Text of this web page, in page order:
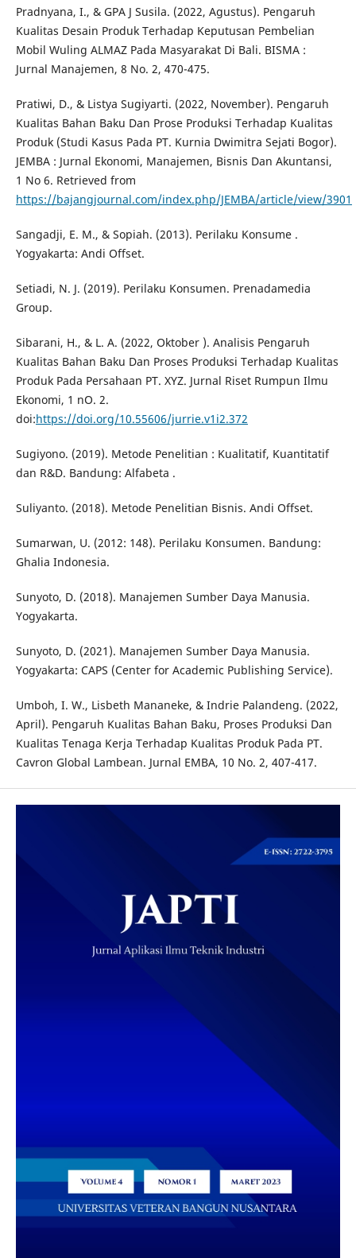
Pradnyana, I., & GPA J Susila. (2022, Agustus). Pengaruh
Kualitas Desain Produk Terhadap Keputusan Pembelian
Mobil Wuling ALMAZ Pada Masyarakat Di Bali. BISMA :
Jurnal Manajemen, 8 No. 2, 470-475.
Pratiwi, D., & Listya Sugiyarti. (2022, November). Pengaruh
Kualitas Bahan Baku Dan Prose Produksi Terhadap Kualitas
Produk (Studi Kasus Pada PT. Kurnia Dwimitra Sejati Bogor).
JEMBA : Jurnal Ekonomi, Manajemen, Bisnis Dan Akuntansi,
1 No 6. Retrieved from
https://bajangjournal.com/index.php/JEMBA/article/view/3901
Sangadji, E. M., & Sopiah. (2013). Perilaku Konsume .
Yogyakarta: Andi Offset.
Setiadi, N. J. (2019). Perilaku Konsumen. Prenadamedia
Group.
Sibarani, H., & L. A. (2022, Oktober ). Analisis Pengaruh
Kualitas Bahan Baku Dan Proses Produksi Terhadap Kualitas
Produk Pada Persahaan PT. XYZ. Jurnal Riset Rumpun Ilmu
Ekonomi, 1 nO. 2.
doi:https://doi.org/10.55606/jurrie.v1i2.372
Sugiyono. (2019). Metode Penelitian : Kualitatif, Kuantitatif
dan R&D. Bandung: Alfabeta .
Suliyanto. (2018). Metode Penelitian Bisnis. Andi Offset.
Sumarwan, U. (2012: 148). Perilaku Konsumen. Bandung:
Ghalia Indonesia.
Sunyoto, D. (2018). Manajemen Sumber Daya Manusia.
Yogyakarta.
Sunyoto, D. (2021). Manajemen Sumber Daya Manusia.
Yogyakarta: CAPS (Center for Academic Publishing Service).
Umboh, I. W., Lisbeth Mananeke, & Indrie Palandeng. (2022,
April). Pengaruh Kualitas Bahan Baku, Proses Produksi Dan
Kualitas Tenaga Kerja Terhadap Kualitas Produk Pada PT.
Cavron Global Lambean. Jurnal EMBA, 10 No. 2, 407-417.